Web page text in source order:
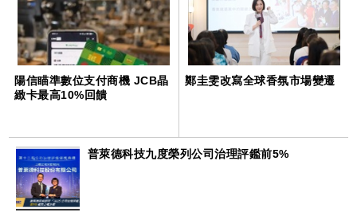
陽信瞄準數位支付商機 JCB晶
緻卡最高10%回饋
鄭圭雯改寫全球香氛市場變遷
普萊德科技九度榮列公司治理評鑑前5%